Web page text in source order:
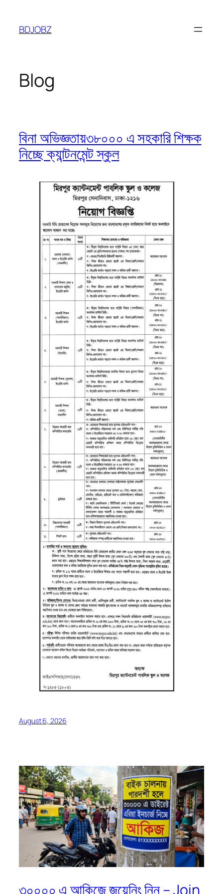
content
BDJOBZ
Blog
বিনা অভিজ্ঞতায়৩৮০০০ এ সহকারি শিক্ষক
নিচ্ছে ক্যান্টনমেন্ট স্কুল
August 6, 2026
৩০০০০ এ আকিজে জয়েনিং নিন – Join